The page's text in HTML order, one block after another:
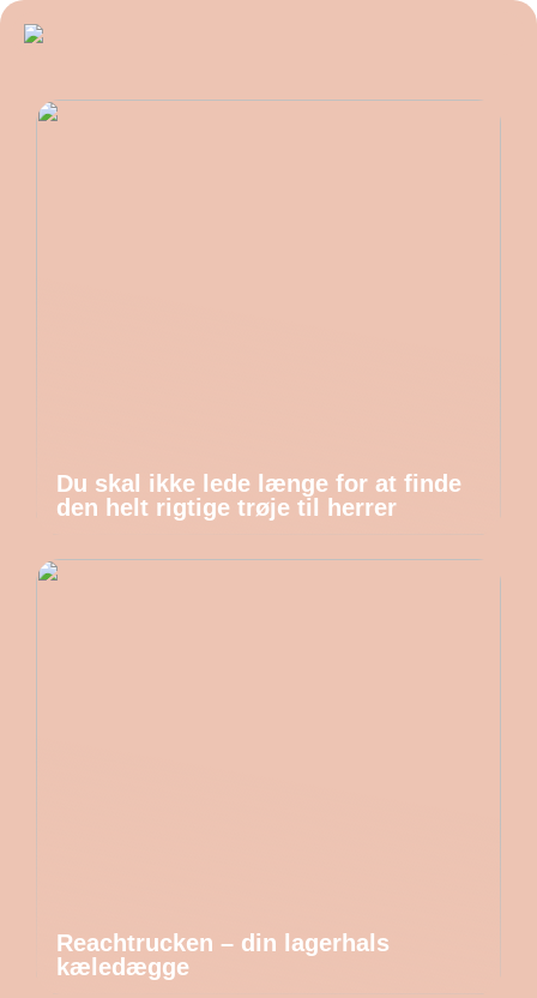
Du skal ikke lede længe for at finde
den helt rigtige trøje til herrer
Reachtrucken – din lagerhals
kæledægge